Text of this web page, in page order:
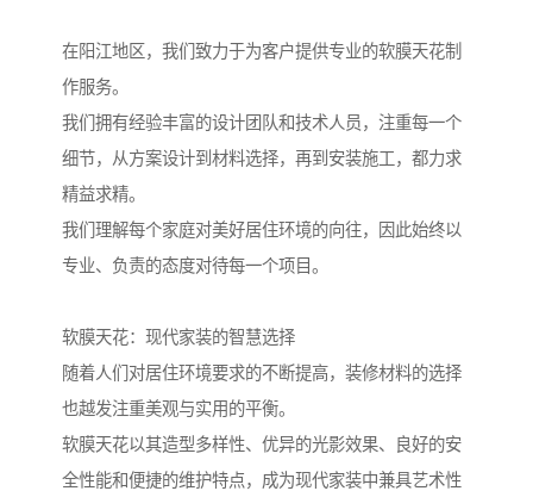
在阳江地区，我们致力于为客户提供专业的软膜天花制
作服务。
我们拥有经验丰富的设计团队和技术人员，注重每一个
细节，从方案设计到材料选择，再到安装施工，都力求
精益求精。
我们理解每个家庭对美好居住环境的向往，因此始终以
专业、负责的态度对待每一个项目。
软膜天花：现代家装的智慧选择
随着人们对居住环境要求的不断提高，装修材料的选择
也越发注重美观与实用的平衡。
软膜天花以其造型多样性、优异的光影效果、良好的安
全性能和便捷的维护特点，成为现代家装中兼具艺术性